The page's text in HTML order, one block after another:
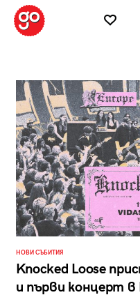
НОВИ СЪБИТИЯ
Knocked Loose
и първи концерт в